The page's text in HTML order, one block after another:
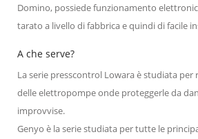
Domino, possiede funzionamento
tarato a livello di fabbrica e quindi di facile
A che serve?
La serie presscontrol Lowara è studiata per
delle elettropompe onde proteggerle da
improvvise.
Genyo è la serie studiata per tutte le